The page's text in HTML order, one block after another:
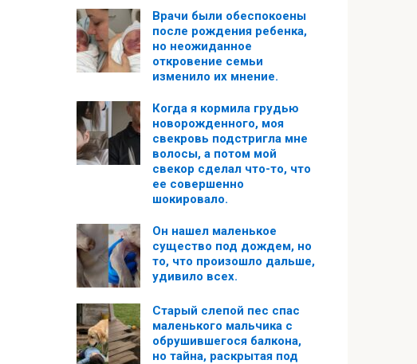
Врачи были обеспокоены
после рождения ребенка,
но неожиданное
откровение семьи
изменило их мнение.
Когда я кормила грудью
новорожденного, моя
свекровь подстригла мне
волосы, а потом мой
свекор сделал что-то, что
ее совершенно
шокировало.
Он нашел маленькое
существо под дождем, но
то, что произошло дальше,
удивило всех.
Старый слепой пес спас
маленького мальчика с
обрушившегося балкона,
но тайна, раскрытая под